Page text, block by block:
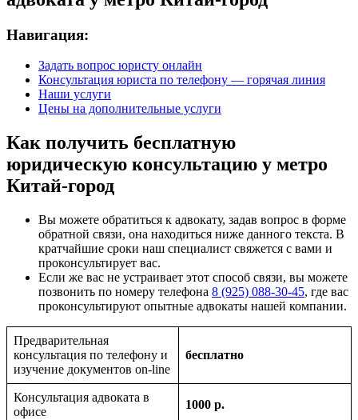
Навигация:
Задать вопрос юристу онлайн
Консультация юриста по телефону — горячая линия
Наши услуги
Цены на дополнительные услуги
Как получить бесплатную
юридическую консультацию у метро
Китай-город
Вы можете обратиться к адвокату, задав вопрос в форме
обратной связи, она находиться ниже данного текста. В
кратчайшие сроки наш специалист свяжется с вами и
проконсультирует вас.
Если же вас не устраивает этот способ связи, вы можете
позвонить по номеру телефона 8 (925) 088-30-45, где вас
проконсультируют опытные адвокаты нашей компании.
Предварительная
консультация по телефону и
изучение документов on-line
бесплатно
Консультация адвоката в
офисе
1000 р.